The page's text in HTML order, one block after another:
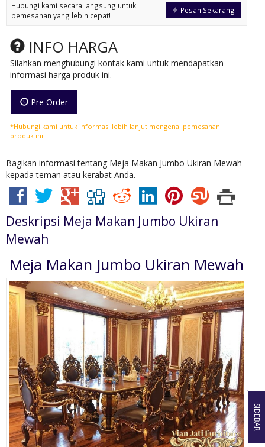
Pesan Sekarang
Hubungi kami secara langsung untuk
pemesanan yang lebih cepat!
INFO HARGA
Silahkan menghubungi kontak kami untuk mendapatkan
informasi harga produk ini.
Pre Order
*Hubungi kami untuk informasi lebih lanjut mengenai pemesanan
produk ini.
Bagikan informasi tentang Meja Makan Jumbo Ukiran Mewah
kepada teman atau kerabat Anda.
Deskripsi Meja Makan Jumbo Ukiran
Mewah
Meja Makan Jumbo Ukiran Mewah
SIDEBAR